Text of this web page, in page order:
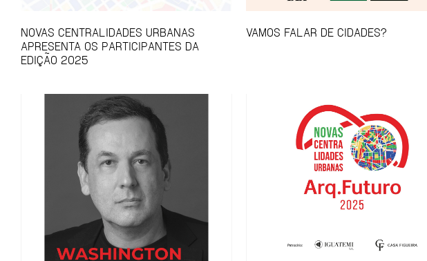
NOVAS CENTRALIDADES URBANAS
APRESENTA OS PARTICIPANTES DA
EDIÇÃO 2025
VAMOS FALAR DE CIDADES?